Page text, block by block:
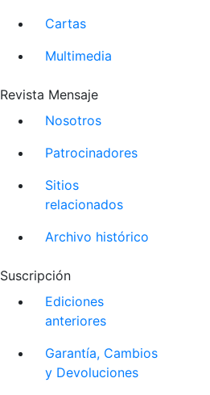
Cartas
Multimedia
Revista Mensaje
Nosotros
Patrocinadores
Sitios
relacionados
Archivo histórico
Suscripción
Ediciones
anteriores
Garantía, Cambios
y Devoluciones